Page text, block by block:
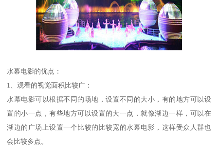
水幕电影的优点：
1、观看的视觉面积比较广：
水幕电影可以根据不同的场地，设置不同的大小，有的地方可以设
置的小一点，有些地方可以设置的大一点，就像湖边一样，可以在
湖边的广场上设置一个比较的比较宽的水幕电影，这样受众人群也
会比较多点。